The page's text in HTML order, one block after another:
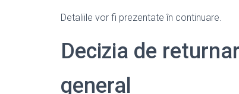
Detaliile vor fi prezentate în continuare.
Decizia de
general